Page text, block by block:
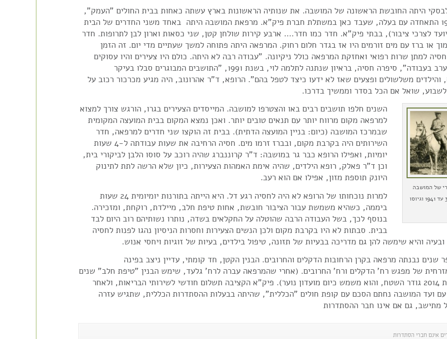
חסיה מוגילבסקי היתה החובשת הראשונה של המושבה‮. ‬את שנותיה הראשונות בארץ עשתה כאחות בבית החולים‮ "‬העמק‮",
ובשנת 1391 התאחדה עם בעלה, שעבד כאן במשתלת חברת פיק"א‮. ‬מרפאת המושבה היתה‮ ‬ ‬באחד משני החדרים של הבית
הרזרבי‮ (‬שיועד לצרכי ציבור‮), ‬בבתי פיק"א‮. ‬חדר כמו חדר‮…. ‬ארבע קירות שולחן קטן‮, ‬שני כסאות וארון לבן לתרופות‮. ‬חדר
שירותים סמוך או ברז עם מים זורמים היו אז בגדר חלום רחוק‮. ‬המרפאה היתה פתוחה למשך‮ ‬שעתיים מדי יום‮. ‬זה הזמן
שהקדישה חסיה למתן שרות רפואי ואחזקת המרפאה כולל ניקיונה‮. "‬עבודה רבה לא היתה‮. ‬כולם היו צעירים והיו עסוקים
מבוקר עד ערב בעבודה‮", ‬סיפרה ‬חסיה‮, ‬בראיון שנתנה‮ ‬לתלמה לוי‮, ‬בשנת ‮1991, "‬התושבים המבוגרים סבלו בעיקר
מפרונקלים‮, ‬והילדים משלשולים ופצעים שאז לא ידעו כיצד לטפל בהם‮". ‬הרופא‮, ‬ד"ר ‬אהרונוב‮, ‬היה מגיע מכרכור רכוב על
של המושבה
משנות ה-30 עד 1941 וגיוסו
השנים חלפו תושבים רבים באו והצטרפו למושבה‮. ‬המייסדים הצעירים בגרו‮, ‬הורגש צורך למצוא
למרפאה מקום מרווח יותר עם תנאים טובים יותר‮. ‬ואכן נמצא המקום בבית המועצה המקומית
שבמרכז המושבה‮ (‬כיום: בניין המועצה הדתית‮). בבית זה הוקצו שני חדרים למרפאה‮, ‬חדר
השירותים היה בקרבת מקום‮, ‬ובברז זרמו מים‮. ‬חסיה הרחיבה את שעות עבודתה ל-‮4 ‬שעות
יומיות‮, ‬ואפילו הרופא כבר גר במושבה‮: ‬ד"ר‮ ‬קרוננברג שהיה רוכב על סוסו הלבן לביקורי בית‮,
‬וכן ד"ר‮ ‬פאלק‮, ‬רופא הילדים‮, ‬שהיה אימת האמהות הצעירות‮, ‬כיון שלא הרשה לתת לתינוק
היונק תוספת מזון‮, ‬אפילו אם הוא רעב‮. ‬
למרות נוכחותו של הרופא לא היה לחסיה רגע דל‮. ‬היא הייתה בתורנות יומיומית ‮42 ‬שעות
ביממה‮, ‬כשהיא משמשת עבור הציבור חובשת‮, ‬אחות טיפת חלב‮, ‬מיילדת‮, ‬רוקחת‮, ‬ומזכירה‮.
‬בנוסף לכך‮, ‬בשל העבודה הרבה שהוטלה על החקלאים בשדה‮, ‬נותרו נשותיהם רוב היום לבד
בבית‮. ‬סבתות לא היו בקרבת מקום ולכן הנשים הצעירות וחסרות הניסיון נהגו לפנות לחסיה
והיא שימשה להן גם מדריכה בבעיות של תזונה‮, ‬טיפול בילדים‮, ‬בעיות של זוגיות ויחסי אנוש‮.
שנים נבנתה מרפאה בקרן הרחובות הדקלים והחרובים. הבנין הקטן, חד קומתי, עדיין ניצב בפינה
של מפגש רח' הדקלים ורח' החרובים. (אחרי שהמרפאה עברה לרח' גלעד, שימש הבנין "טיפת חלב" שנים
רבות. בשנת 2014 גודר השטח, והוא משמש כיום מועדון נוער). פיק"א הקציבה תשלום חודשי לשירותי הבריאות, ולאחר
ועד המושבה נחתם הסכם עם קופת חולים "הכללית", שהיתה בבעלות ההסתדרות הכללית, שתגיש עזרה
מתישב, גם אם אינו חבר ההסתדרות
אינם חברי הסתדרות